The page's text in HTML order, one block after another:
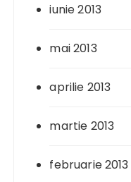
iunie 2013
mai 2013
aprilie 2013
martie 2013
februarie 2013